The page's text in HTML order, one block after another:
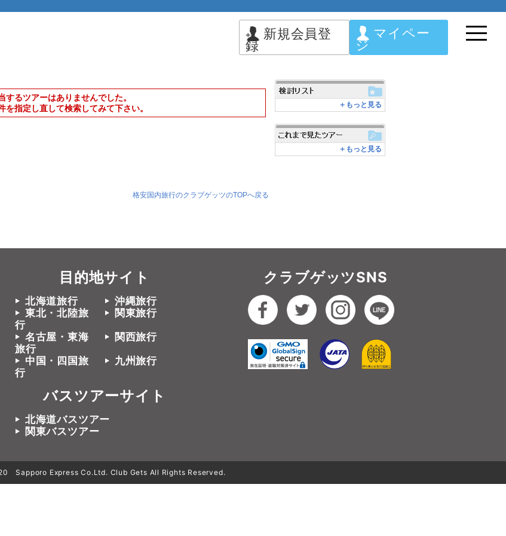
新規会員登
録
マイペー
ジ
するツアーはありませんでした。
を指定し直して検索してみて下さい。
格安国内旅行のクラブゲッツのTOPへ戻る
＋もっと見る
＋もっと見る
目的地サイト
北海道旅行
沖縄旅行
東北・北陸旅
行
関東旅行
名古屋・東海
旅行
関西旅行
中国・四国旅
行
九州旅行
バスツアーサイト
北海道バスツアー
関東バスツアー
クラブゲッツSNS
Sapporo Express Co.Ltd. Club Gets All Rights Reserved.